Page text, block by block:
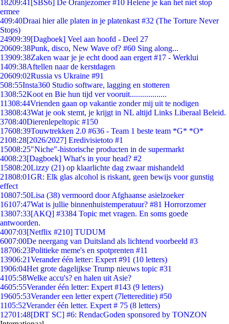
18209:41 [SBS6] De Oranjezomer #10 Helene je kan het niet stop
ermee
409:40Draai hier alle platen in je platenkast #32 (The Torture Never
Stops)
24909:39[Dagboek] Veel aan hoofd - Deel 27
20609:38Punk, disco, New Wave of? #60 Sing along...
13909:38Zaken waar je je echt dood aan ergert #17 - Werklui
1409:38Aftellen naar de kerstdagen
20609:02Russia vs Ukraine #91
508:55Insta360 Studio software, lagging en stotteren
1308:52Koot en Bie hun tijd ver vooruit..................
11308:44Vrienden gaan op vakantie zonder mij uit te nodigen
13808:43Wat je ook stemt, je krijgt in NL altijd Links Liberaal Beleid.
3708:40Dierenlepeltopic #150
17608:39Touwtrekken 2.0 #636 - Team 1 beste team *G* *O*
2108:28[2026/2027] Eredivisietoto #1
15008:25"Niche"-historische producten in de supermarkt
4008:23[Dagboek] What's in your head? #2
15808:20Lizzy (21) op klaarlichte dag zwaar mishandeld
21808:01GR: Elk glas alcohol is riskant, geen bewijs voor gunstig
effect
10807:50Lisa (38) vermoord door Afghaanse asielzoeker
16107:47Wat is jullie binnenhuistemperatuur? #81 Horrorzomer
13807:33[AKQ] #3384 Topic met vragen. En soms goede
antwoorden.
4007:03[Netflix #210] TUDUM
6007:00De neergang van Duitsland als lichtend voorbeeld #3
18706:23Politieke meme's en spotprenten #11
13906:21Verander één letter: Expert #91 (10 letters)
1906:04Het grote dagelijkse Trump nieuws topic #31
4105:58Welke accu's? en halen uit Asie?
4605:55Verander één letter: Expert #143 (9 letters)
19605:53Verander een letter expert (7lettereditie) #50
1105:52Verander één letter. Expert # 75 (8 letters)
12701:48[DRT SC] #6: RendacGoden sponsored by TONZON